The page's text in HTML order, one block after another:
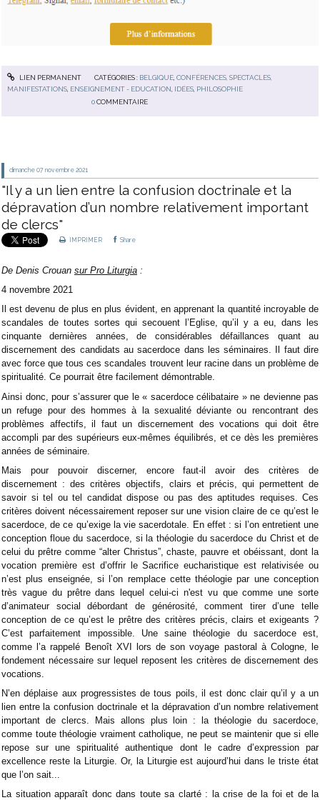
LIEN PERMANENT CATÉGORIES : BELGIQUE, CONFÉRENCES, SPECTACLES,
MANIFESTATIONS ENSEIGNEMENT - EDUCATION IDÉES PHILOSOPHIE
0 COMMENTAIRE
dimanche 07 novembre 2021
"Il y a un lien entre la confusion doctrinale et la
dépravation d’un nombre relativement important
de clercs"
IMPRIMER Share
De Denis Crouan sur Pro Liturgia :
4 novembre 2021
Il est devenu de plus en plus évident, en apprenant la quantité incroyable de
scandales de toutes sortes qui secouent l’Eglise, qu’il y a eu, dans les
cinquante dernières années, de considérables défaillances quant au
discernement des candidats au sacerdoce dans les séminaires. Il faut dire
avec force que tous ces scandales trouvent leur racine dans un problème de
spiritualité. Ce pourrait être facilement démontrable.
Ainsi donc, pour s’assurer que le « sacerdoce célibataire » ne devienne pas
un refuge pour des hommes à la sexualité déviante ou rencontrant des
problèmes affectifs, il faut un discernement des vocations qui doit être
accompli par des supérieurs eux-mêmes équilibrés, et ce dès les premières
années de séminaire.
Mais pour pouvoir discerner, encore faut-il avoir des critères de
discernement : des critères objectifs, clairs et précis, qui permettent de
savoir si tel ou tel candidat dispose ou pas des aptitudes requises. Ces
critères doivent nécessairement reposer sur une vision claire de ce qu’est le
sacerdoce, de ce qu’exige la vie sacerdotale. En effet : si l’on entretient une
conception floue du sacerdoce, si la théologie du sacerdoce du Christ et de
celui du prêtre comme “alter Christus”, chaste, pauvre et obéissant, dont la
vocation première est d’offrir le Sacrifice eucharistique est relativisée ou
n’est plus enseignée, si l’on remplace cette théologie par une conception
très vague du prêtre dans lequel celui-ci n'est vu que comme une sorte
d’animateur social débordant de générosité, comment tirer d’une telle
conception de ce qu’est le prêtre des critères précis, clairs et exigeants ?
C’est parfaitement impossible. Une saine théologie du sacerdoce est,
comme l’a rappelé Benoît XVI lors de son voyage pastoral à Cologne, le
fondement nécessaire sur lequel reposent les critères de discernement des
vocations.
N’en déplaise aux progressistes de tous poils, il est donc clair qu’il y a un
lien entre la confusion doctrinale et la dépravation d’un nombre relativement
important de clercs. Mais allons plus loin : la théologie du sacerdoce,
comme toute théologie vraiment catholique, ne peut se maintenir que si elle
repose sur une spiritualité authentique dont le cadre d’expression par
excellence reste la Liturgie. Or, la Liturgie est aujourd’hui dans le triste état
que l’on sait...
La situation apparaît donc dans toute sa clarté : la crise de la foi et de la